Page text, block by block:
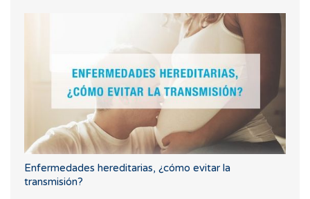
Enfermedades hereditarias, ¿cómo evitar la
transmisión?